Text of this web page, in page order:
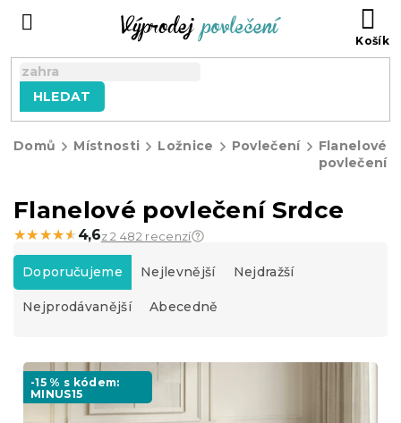
HLEDAT
Domů Místnosti Ložnice Povlečení
Flanelové
povlečení
Flanelové povlečení Srdce
★★★★★
★★★★★ 4,6z 2 482 recenzí
Ř
z
e
p
o
Doporučujeme Nejlevnější Nejdražší
Nejprodávanější Abecedně
V
p
-15 % s kódem:
MINUS15